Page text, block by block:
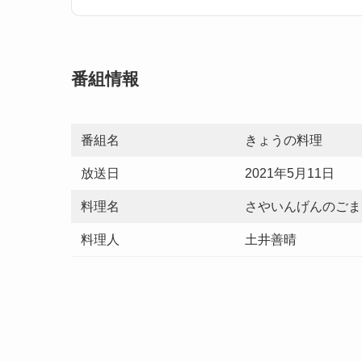
番組情報
番組名 きょうの料理
放送日 2021年5月11日
料理名 さやいんげんのご
料理人 土井善晴